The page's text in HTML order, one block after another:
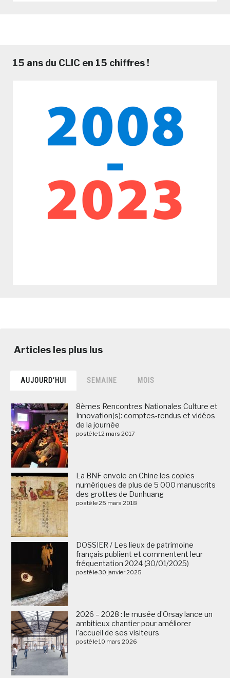
15 ans du CLIC en 15 chiffres !
AUJOURD’HUI SEMAINE MOIS
8èmes Rencontres Nationales Culture et
Innovation(s): comptes-rendus et vidéos
de la journée
posté le 12 mars 2017
La BNF envoie en Chine les copies
numériques de plus de 5 000 manuscrits
des grottes de Dunhuang
posté le 25 mars 2018
DOSSIER / Les lieux de patrimoine
français publient et commentent leur
fréquentation 2024 (30/01/2025)
posté le 30 janvier 2025
2026 – 2028 : le musée d’Orsay lance un
ambitieux chantier pour améliorer
l’accueil de ses visiteurs
posté le 10 mars 2026